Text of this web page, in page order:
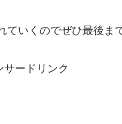
いくのでぜひ最後ま
サードリンク